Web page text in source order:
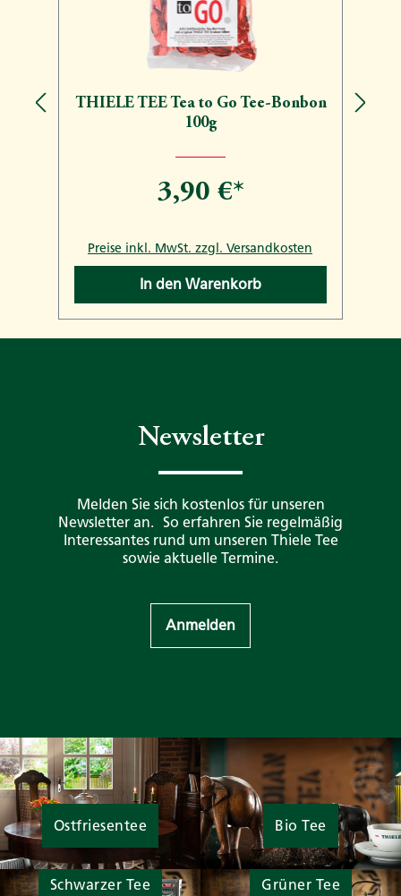
THIELE TEE Tea to Go Tee-Bonbon
100g
3,90 €*
Preise inkl. MwSt. zzgl. Versandkosten
In den Warenkorb
Newsletter
Melden Sie sich kostenlos für unseren
Newsletter an. So erfahren Sie regelmäßig
Interessantes rund um unseren Thiele Tee
sowie aktuelle Termine.
Anmelden
Ostfriesentee Bio Tee
Schwarzer Tee Grüner Tee